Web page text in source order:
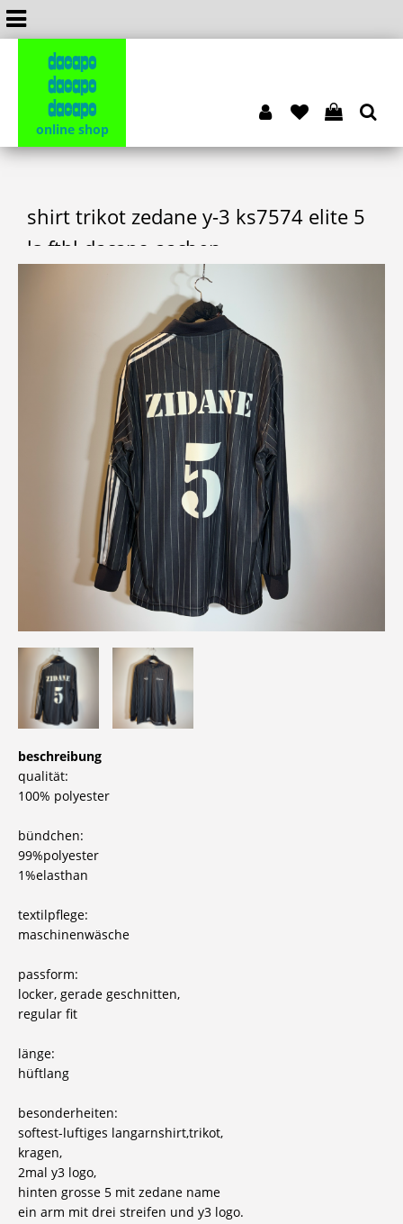
dacapo
dacapo
dacapo
online shop
shirt trikot zedane y-3 ks7574 elite 5
ls ftbl dacapo aachen
beschreibung
qualität:
100% polyester
bündchen:
99%polyester
1%elasthan
textilpflege:
maschinenwäsche
passform:
locker, gerade geschnitten,
regular fit
länge:
hüftlang
besonderheiten:
softest-luftiges langarnshirt,trikot,
kragen,
2mal y3 logo,
hinten grosse 5 mit zedane name
ein arm mit drei streifen und y3 logo.